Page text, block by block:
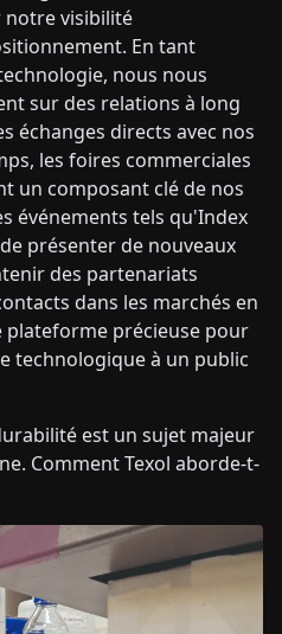
visibilité
En tant
nous nous
sur des relations à long
échanges directs avec nos
les foires commerciales
un composant clé de nos
événements tels qu'Index
présenter de nouveaux
des partenariats
dans les marchés en
plateforme précieuse pour
technologique à un public
est un sujet majeur
Comment Texol aborde-t-